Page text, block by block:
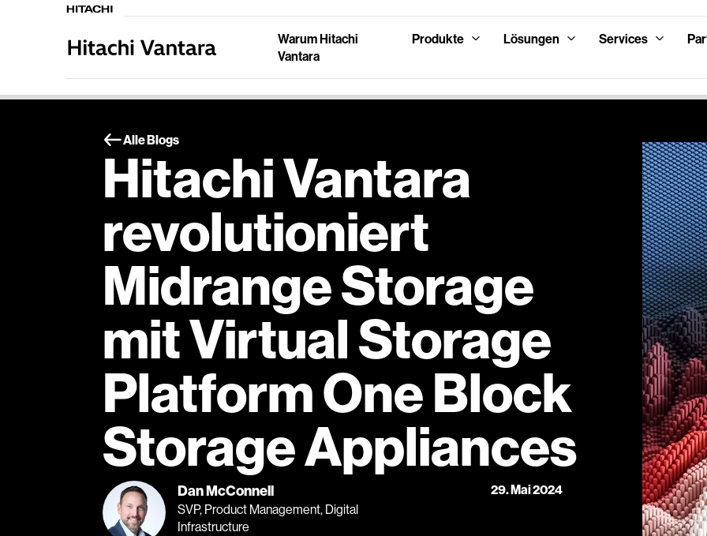
Warum Hitachi
Vantara
Produkte Lösungen Services
Alle Blogs
Hitachi Vantara
revolutioniert
Midrange Storage
mit Virtual Storage
Platform One Block
Storage Appliances
Dan McConnell
SVP, Product Management, Digital
Infrastructure
29. Mai 2024